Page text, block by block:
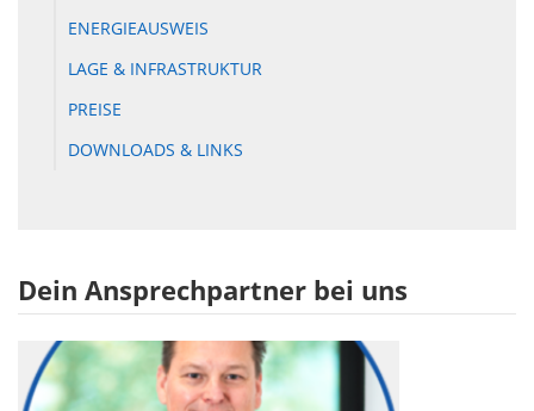
ENERGIEAUSWEIS
LAGE & INFRASTRUKTUR
PREISE
DOWNLOADS & LINKS
Dein Ansprechpartner bei uns